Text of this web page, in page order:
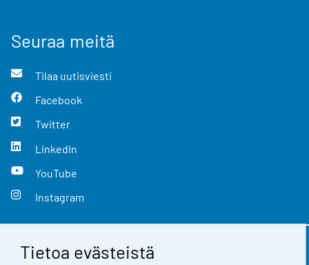
Tietoa evästeistä
Seuraa meitä
Tilaa uutisviesti
Facebook
Twitter
LinkedIn
YouTube
Instagram
Yhteystiedot